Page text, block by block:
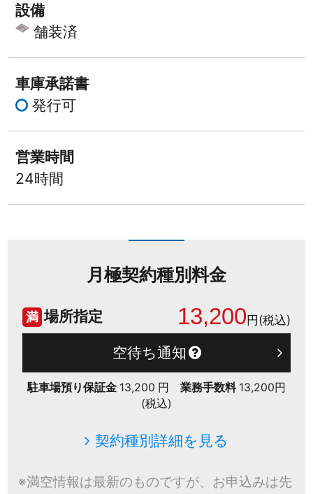
設備
舗装済
車庫承諾書
発行可
営業時間
24時間
月極契約種別料金
満 場所指定 13,200円(税込)
空待ち通知
駐車場預り保証金 13,200 円 業務手数料 13,200円
(税込)
契約種別詳細を見る
※満空情報は最新のものですが、お申込みは先